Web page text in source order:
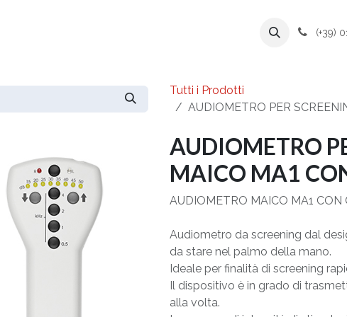
(+39)
Tutti i Prodotti
AUDIOMETRO PER
AUDIOMETRO
MAICO MA1
AUDIOMETRO MAICO MA1 CON
Audiometro da screening dal
da stare nel palmo della mano.
Ideale per finalità di screening
Il dispositivo è in grado di
alla volta.